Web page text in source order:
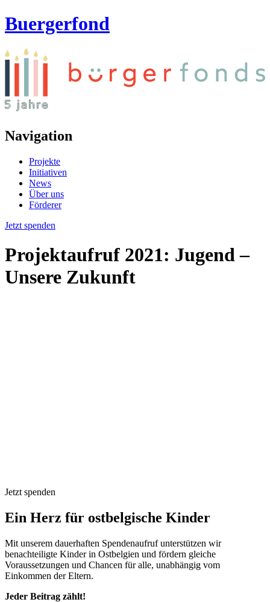
Buergerfond
Navigation
Projekte
Initiativen
News
Über uns
Förderer
Jetzt spenden
Projektaufruf 2021: Jugend –
Unsere Zukunft
Jetzt spenden
Ein Herz für ostbelgische Kinder
Mit unserem dauerhaften Spendenaufruf unterstützen wir
benachteiligte Kinder in Ostbelgien und fördern gleiche
Voraussetzungen und Chancen für alle, unabhängig vom
Einkommen der Eltern.
Jeder Beitrag zählt!